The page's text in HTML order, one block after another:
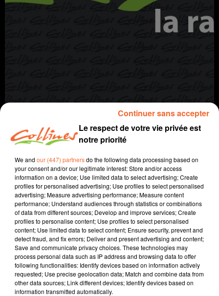
info
28 mars 2026 - 12 min 8 sec
JOURNAL DU SAMEDI 28 MARS (MATIN)
Fabien Gazeau
L'info près de chez vous
Présenté par Fabien Gazeau
- La Ministre de l'Agriculture en Deux-Sèvres pour parler irrigation
- 29 classes menacées de fermeture à la rentrée prochaine
Le respect de votre vie privée est
notre priorité
We and our (447) partnersdo the following data processing based on
your consent and/or our legitimate interest: Store and/or access
information on a device; Use limited data to select advertising; Create
profiles for personalised advertising; Use profiles to select personalised
advertising; Measure advertising performance; Measure content
performance; Understand audiences through statistics or combinations
of data from different sources; Develop and improve services; Create
profiles to personalise content; Use profiles to select personalised
content; Use limited data to select content; Ensure security, prevent and
detect fraud, and fix errors; Deliver and present advertising and content;
Save and communicate privacy choices. These technologies may
process personal data such as IP address and browsing data to offer
following functionalities: Identify devices based on information actively
requested; Use precise geolocation data; Match and combine data from
other data sources; Link different devices; Identify devices based on
information transmitted automatically.
Continuer sans accepter